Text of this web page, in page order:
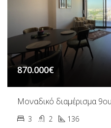
870.000€
3 2 136